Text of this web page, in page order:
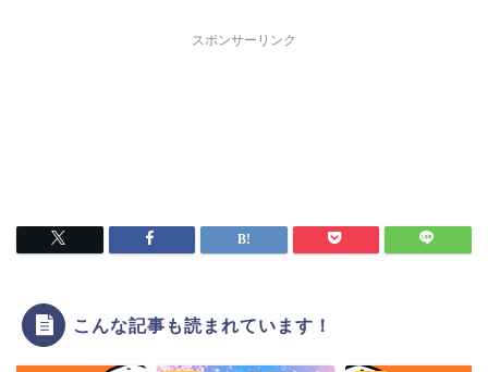
スポンサーリンク
こんな記事も読まれています！